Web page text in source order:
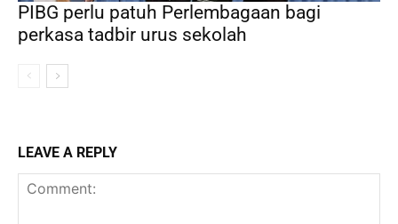
PIBG perlu patuh Perlembagaan bagi
perkasa tadbir urus sekolah
LEAVE A REPLY